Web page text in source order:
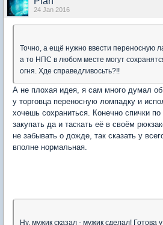
24 Jan 2016
Точно, а ещё нужно ввести переносную
а то НПС в любом месте могут
огня. Хде справедливосьть?!!
А не плохая идея, я сам много думал
у торговца переносную ломпадку и
хочешь сохраниться. Конечно спички
закупать да и таскать её в своём
не забывать о дожде, так сказать у
вполне нормальная.
Ну, мужик сказал - мужик сделал! Готова